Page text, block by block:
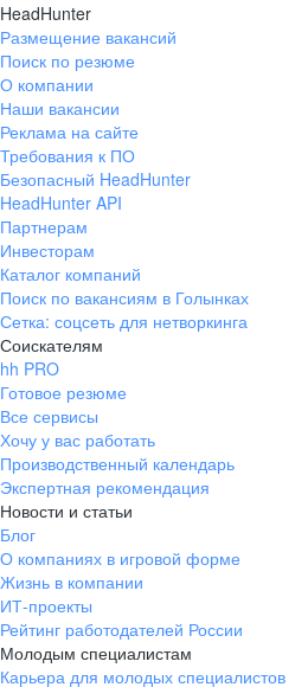
HeadHunter
Размещение вакансий
Поиск по резюме
О компании
Наши вакансии
Реклама на сайте
Требования к ПО
Безопасный HeadHunter
HeadHunter API
Партнерам
Инвесторам
Каталог компаний
Поиск по вакансиям в Голынках
Сетка: соцсеть для нетворкинга
Соискателям
hh PRO
Готовое резюме
Все сервисы
Хочу у вас работать
Производственный календарь
Экспертная рекомендация
Новости и статьи
Блог
О компаниях в игровой форме
Жизнь в компании
ИТ-проекты
Рейтинг работодателей России
Молодым специалистам
Карьера для молодых специалистов